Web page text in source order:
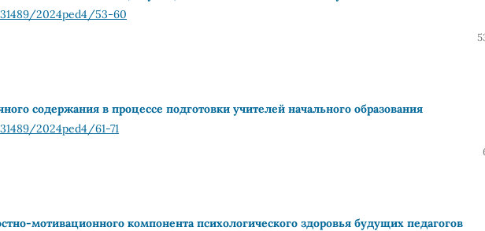
2024ped4/53-60
содержания в процессе подготовки учителей начального образования
2024ped4/61-71
мотивационного компонента психологического здоровья будущих педагогов